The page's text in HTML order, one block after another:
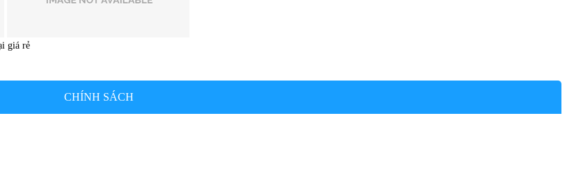
giá rẻ
CHÍNH SÁCH